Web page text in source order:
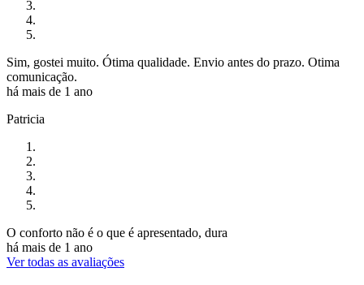
Sim, gostei muito. Ótima qualidade. Envio antes do prazo. Otima
comunicação.
há mais de 1 ano
Patricia
O conforto não é o que é apresentado, dura
há mais de 1 ano
Ver todas as avaliações